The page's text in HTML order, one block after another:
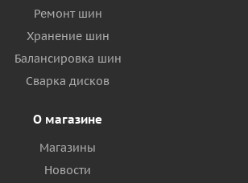
Ремонт шин
Хранение шин
Балансировка шин
Сварка дисков
О магазине
Магазины
Новости